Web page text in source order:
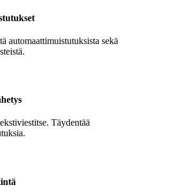
automaattimuistutuksista sekä
Täydentää